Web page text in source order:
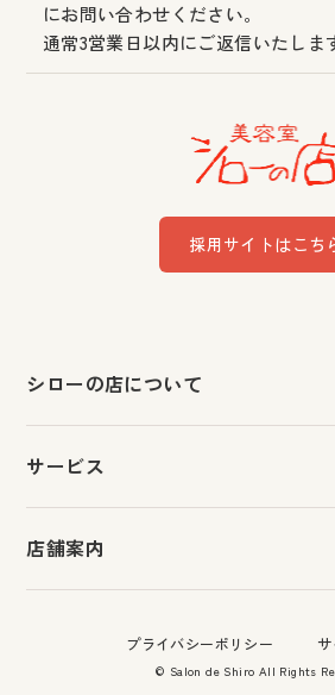
にお問い合わせください。
通常3営業日以内にご返信いたしま
採用サイトはこち
シローの店について
よくある質問
お問い合わせ
サービス
店舗案内
プライバシーポリシー
© Salon de Shiro All Rights